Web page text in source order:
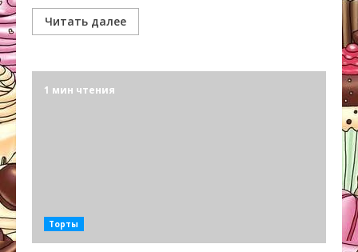
Читать далее
1 мин чтения
Торты